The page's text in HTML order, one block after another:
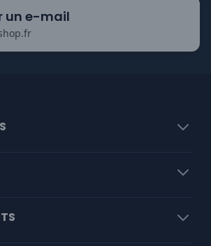
un e-mail